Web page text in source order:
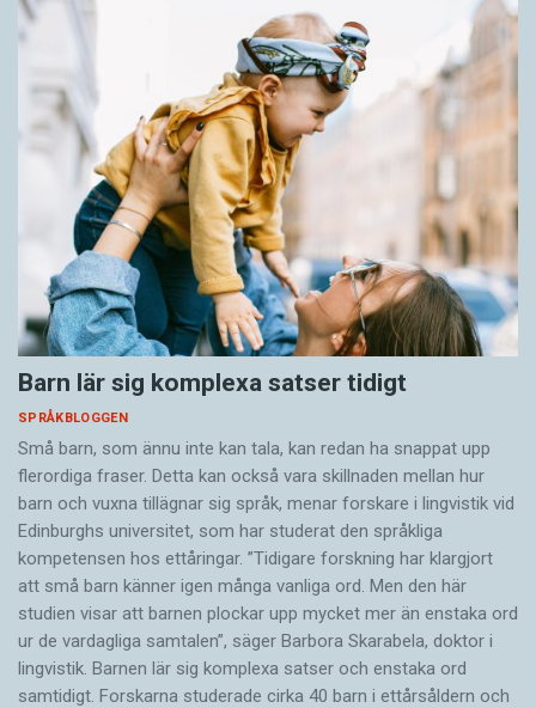
Barn lär sig komplexa satser tidigt
SPRÅKBLOGGEN
Små barn, som ännu inte kan tala, kan redan ha snappat upp
flerordiga fraser. Detta kan också vara skillnaden mellan hur
barn och vuxna tillägnar sig språk, menar forskare i lingvistik vid
Edinburghs universitet, som har studerat den språkliga
kompetensen hos ettåringar. ”Tidigare forskning har klargjort
att små barn känner igen många vanliga ord. Men den här
studien visar att barnen plockar upp mycket mer än enstaka ord
ur de vardagliga samtalen”, säger Barbora Skarabela, doktor i
lingvistik. Barnen lär sig komplexa satser och enstaka ord
samtidigt. Forskarna studerade cirka 40 barn i ettårsåldern och